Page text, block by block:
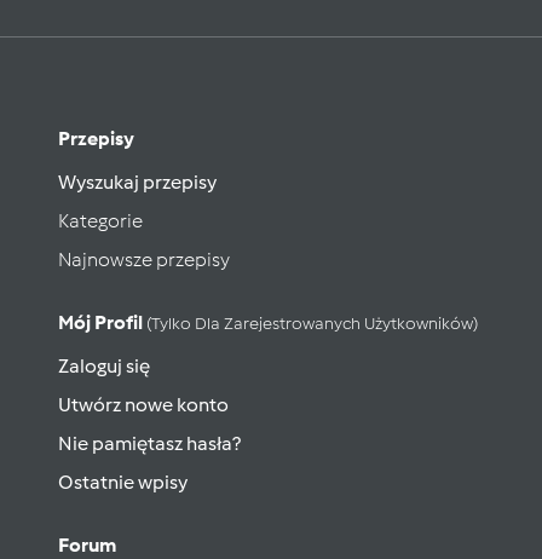
Przepisy
Wyszukaj przepisy
Kategorie
Najnowsze przepisy
Mój Profil (tylko Dla Zarejestrowanych Użytkowników)
Zaloguj się
Utwórz nowe konto
Nie pamiętasz hasła?
Ostatnie wpisy
Forum